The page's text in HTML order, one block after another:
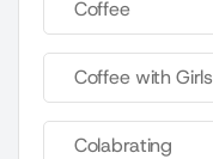
Coffee
Coffee with Girls
Colabrating